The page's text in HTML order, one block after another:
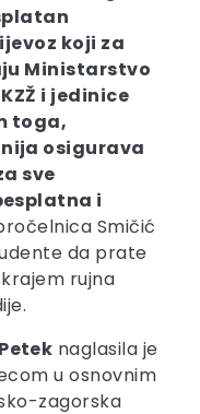
koji za
Ministarstvo
i jedinice
toga,
osigurava
sve
i
Smičić
da prate
rujna
naglasila je
u osnovnim
zagorska